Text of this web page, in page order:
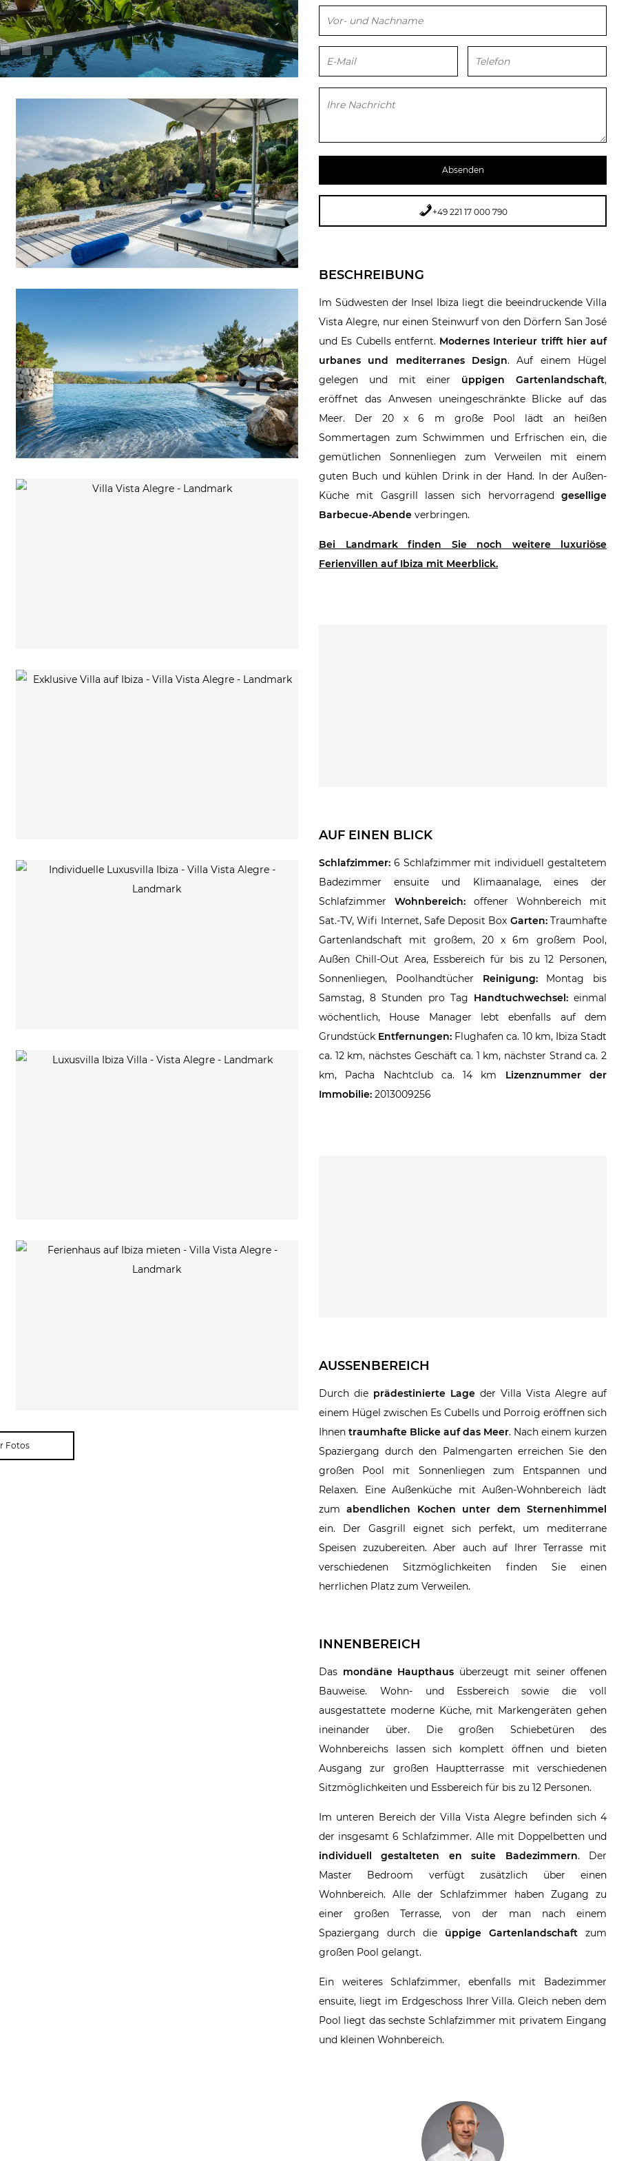
Bitte lasse dieses Feld leer.
+49 221 17 000 790
BESCHREIBUNG
Im Südwesten der Insel Ibiza liegt die beeindruckende Villa
Vista Alegre, nur einen Steinwurf von den Dörfern San José
und Es Cubells entfernt. Modernes Interieur trifft hier auf
urbanes und mediterranes Design. Auf einem Hügel
gelegen und mit einer üppigen Gartenlandschaft,
eröffnet das Anwesen uneingeschränkte Blicke auf das
Meer. Der 20 x 6 m große Pool lädt an heißen
Sommertagen zum Schwimmen und Erfrischen ein, die
gemütlichen Sonnenliegen zum Verweilen mit einem
guten Buch und kühlen Drink in der Hand. In der Außen-
Küche mit Gasgrill lassen sich hervorragend gesellige
Barbecue-Abende verbringen.
Bei Landmark finden Sie noch weitere luxuriöse
Ferienvillen auf Ibiza mit Meerblick.
AUF EINEN BLICK
Schlafzimmer: 6 Schlafzimmer mit individuell gestaltetem
Badezimmer ensuite und Klimaanalage, eines der
Schlafzimmer Wohnbereich: offener Wohnbereich mit
Sat.-TV, Wifi Internet, Safe Deposit Box Garten:Traumhafte
Gartenlandschaft mit großem, 20 x 6m großem Pool,
Außen Chill-Out Area, Essbereich für bis zu 12 Personen,
Sonnenliegen, Poolhandtücher Reinigung:Montag bis
Samstag, 8 Stunden pro Tag Handtuchwechsel:einmal
wöchentlich, House Manager lebt ebenfalls auf dem
Grundstück Entfernungen: Flughafen ca. 10 km, Ibiza Stadt
ca. 12 km, nächstes Geschäft ca. 1 km, nächster Strand ca. 2
km, Pacha Nachtclub ca. 14 km Lizenznummer der
Immobilie: 2013009256
AUSSENBEREICH
Durch die prädestinierte Lage der Villa Vista Alegre auf
einem Hügel zwischen Es Cubells und Porroig eröffnen sich
Ihnen traumhafte Blicke auf das Meer. Nach einem kurzen
Spaziergang durch den Palmengarten erreichen Sie den
großen Pool mit Sonnenliegen zum Entspannen und
Relaxen. Eine Außenküche mit Außen-Wohnbereich lädt
zumabendlichen Kochen unter dem Sternenhimmel
ein. Der Gasgrill eignet sich perfekt, um mediterrane
Speisen zuzubereiten. Aber auch auf Ihrer Terrasse mit
verschiedenen Sitzmöglichkeiten finden Sie einen
herrlichen Platz zum Verweilen.
INNENBEREICH
Das mondäne Haupthaus überzeugt mit seiner offenen
Bauweise. Wohn- und Essbereich sowie die voll
ausgestattete moderne Küche, mit Markengeräten gehen
ineinander über. Die großen Schiebetüren des
Wohnbereichs lassen sich komplett öffnen und bieten
Ausgang zur großen Hauptterrasse mit verschiedenen
Sitzmöglichkeiten und Essbereich für bis zu 12 Personen.
Im unteren Bereich der Villa Vista Alegre befinden sich 4
der insgesamt 6 Schlafzimmer. Alle mit Doppelbetten und
individuell gestalteten en suite Badezimmern. Der
Master Bedroom verfügt zusätzlich über einen
Wohnbereich. Alle der Schlafzimmer haben Zugang zu
einer großen Terrasse, von der man nach einem
Spaziergang durch die üppige Gartenlandschaft zum
großen Pool gelangt.
Ein weiteres Schlafzimmer, ebenfalls mit Badezimmer
ensuite, liegt im Erdgeschoss Ihrer Villa. Gleich neben dem
Pool liegt das sechste Schlafzimmer mit privatem Eingang
und kleinen Wohnbereich.
Fotos